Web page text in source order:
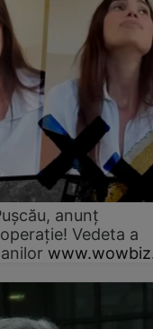
anunț
Vedeta a